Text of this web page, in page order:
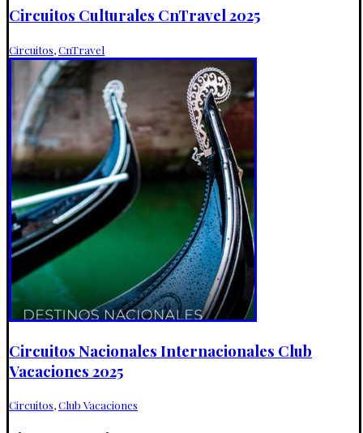
Circuitos Culturales CnTravel 2025
Circuitos,CnTravel
Circuitos Nacionales Internacionales Club
Vacaciones 2025
Circuitos,Club Vacaciones